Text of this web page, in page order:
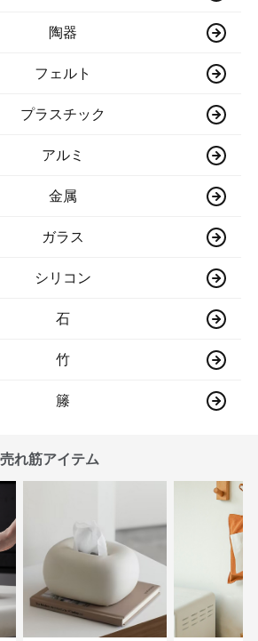
陶器
フェルト
プラスチック
アルミ
金属
ガラス
シリコン
石
竹
籐
れ筋アイテム